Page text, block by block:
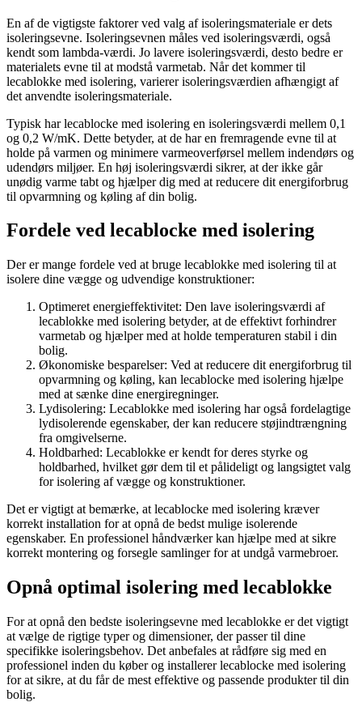
En af de vigtigste faktorer ved valg af isoleringsmateriale er dets
isoleringsevne. Isoleringsevnen måles ved isoleringsværdi, også
kendt som lambda-værdi. Jo lavere isoleringsværdi, desto bedre er
materialets evne til at modstå varmetab. Når det kommer til
lecablokke med isolering, varierer isoleringsværdien afhængigt af
det anvendte isoleringsmateriale.
Typisk har lecablocke med isolering en isoleringsværdi mellem 0,1
og 0,2 W/mK. Dette betyder, at de har en fremragende evne til at
holde på varmen og minimere varmeoverførsel mellem indendørs og
udendørs miljøer. En høj isoleringsværdi sikrer, at der ikke går
unødig varme tabt og hjælper dig med at reducere dit energiforbrug
til opvarmning og køling af din bolig.
Fordele ved lecablocke med isolering
Der er mange fordele ved at bruge lecablokke med isolering til at
isolere dine vægge og udvendige konstruktioner:
Optimeret energieffektivitet: Den lave isoleringsværdi af
lecablokke med isolering betyder, at de effektivt forhindrer
varmetab og hjælper med at holde temperaturen stabil i din
bolig.
Økonomiske besparelser: Ved at reducere dit energiforbrug til
opvarmning og køling, kan lecablocke med isolering hjælpe
med at sænke dine energiregninger.
Lydisolering: Lecablokke med isolering har også fordelagtige
lydisolerende egenskaber, der kan reducere støjindtrængning
fra omgivelserne.
Holdbarhed: Lecablokke er kendt for deres styrke og
holdbarhed, hvilket gør dem til et pålideligt og langsigtet valg
for isolering af vægge og konstruktioner.
Det er vigtigt at bemærke, at lecablocke med isolering kræver
korrekt installation for at opnå de bedst mulige isolerende
egenskaber. En professionel håndværker kan hjælpe med at sikre
korrekt montering og forsegle samlinger for at undgå varmebroer.
Opnå optimal isolering med lecablokke
For at opnå den bedste isoleringsevne med lecablokke er det vigtigt
at vælge de rigtige typer og dimensioner, der passer til dine
specifikke isoleringsbehov. Det anbefales at rådføre sig med en
professionel inden du køber og installerer lecablocke med isolering
for at sikre, at du får de mest effektive og passende produkter til din
bolig.